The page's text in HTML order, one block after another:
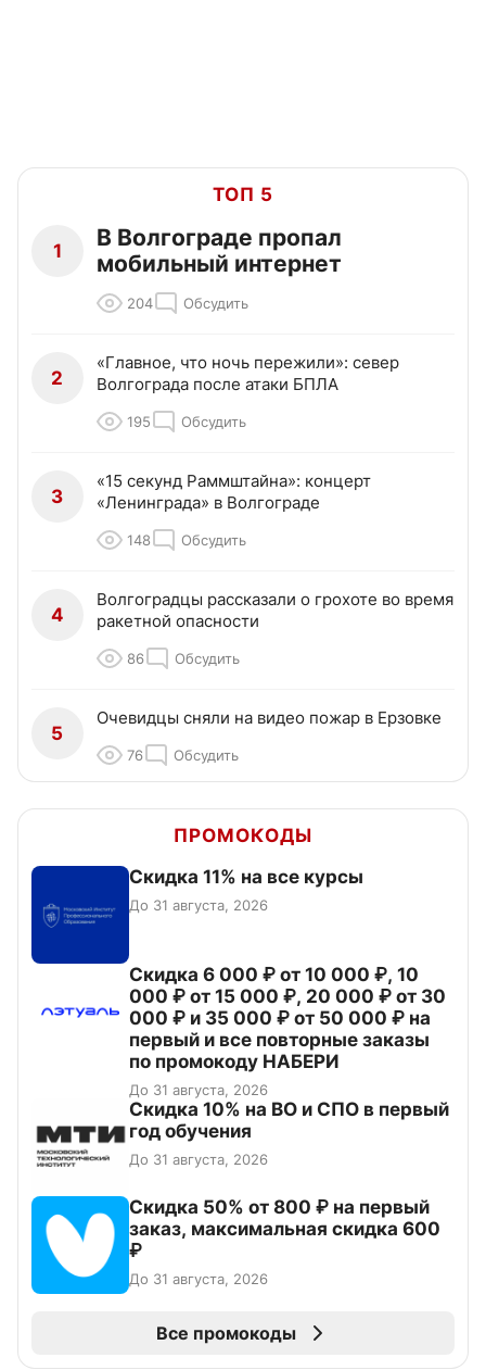
ТОП 5
1
В Волгограде пропал
мобильный интернет
204 Обсудить
2
«Главное, что ночь пережили»: север
Волгограда после атаки БПЛА
195 Обсудить
3
«15 секунд Раммштайна»: концерт
«Ленинграда» в Волгограде
148 Обсудить
4
Волгоградцы рассказали о грохоте во время
ракетной опасности
86 Обсудить
5
Очевидцы сняли на видео пожар в Ерзовке
76 Обсудить
ПРОМОКОДЫ
Скидка 11% на все курсы
До 31 августа, 2026
Скидка 6 000 ₽ от 10 000 ₽, 10
000 ₽ от 15 000 ₽, 20 000 ₽ от 30
000 ₽ и 35 000 ₽ от 50 000 ₽ на
первый и все повторные заказы
по промокоду НАБЕРИ
До 31 августа, 2026
Скидка 10% на ВО и СПО в первый
год обучения
До 31 августа, 2026
Скидка 50% от 800 ₽ на первый
заказ, максимальная скидка 600
₽
До 31 августа, 2026
Все промокоды